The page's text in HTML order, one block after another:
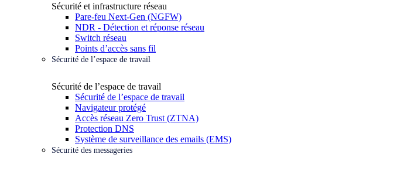
Sécurité et infrastructure réseau
Pare-feu Next-Gen (NGFW)
NDR - Détection et réponse réseau
Switch réseau
Points d’accès sans fil
Sécurité de l’espace de travail
Sécurité de l’espace de travail
Sécurité de l’espace de travail
Navigateur protégé
Accès réseau Zero Trust (ZTNA)
Protection DNS
Système de surveillance des emails (EMS)
Sécurité des messageries